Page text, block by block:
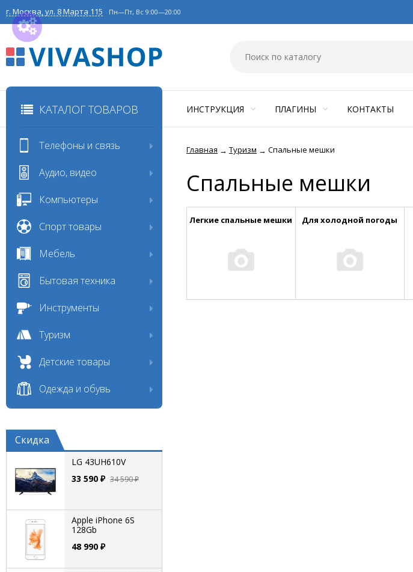
г. Москва, ул. 8 Марта 115 Пн—Пт, Вс 9:00—20:00
КАТАЛОГ ТОВАРОВ ИНСТРУКЦИЯ ПЛАГИНЫ КОНТАКТЫ
Главная → Туризм → Спальные мешки
Спальные мешки
Легкие спальные мешки Для холодной погоды
Телефоны и связь
Аудио, видео
Компьютеры
Спорт товары
Мебель
Бытовая техника
Инструменты
Туризм
Детские товары
Одежда и обувь
Скидка
LG 43UH610V
33 590 ₽ 34 590 ₽
Apple iPhone 6S
128Gb
48 990 ₽